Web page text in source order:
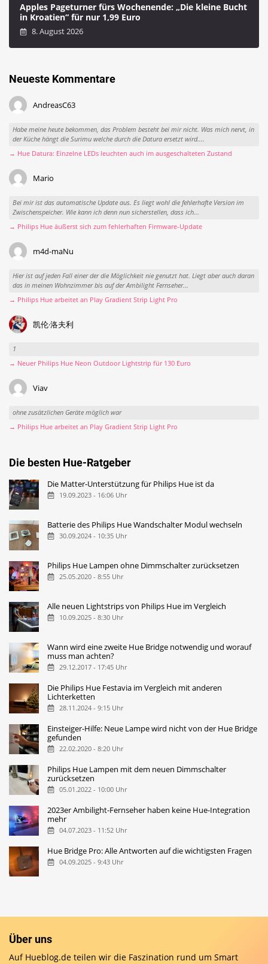
Apples Pageturner fürs Wochenende: „Die kleine Bucht
in Kroatien“ für nur 1,99 Euro
8. August 2026
Neueste Kommentare
AndreasC63
Habe meine heute bekommen, das Problem besteht bei mir nicht. Was mich nervt, in
der Küche hängt die Surimu welche durch die Datura ersetzt wird....
→ Hue Datura: Einzelne LEDs leuchten auch im ausgeschalteten Zustand
Mario
Bei mir ist das automatische Update aus. Es liegt wohl die fehlerhafte Version im
Zwischenspeicher. Wie kann ich denn nun sicherstellen, dass ich...
→ Philips Hue äußerst sich zum fehlerhaften Firmware-Update
m4d-maNu
Hier ist auf jeden Fall einer der die Möglichkeit nie genutzt hat. Liegt aber auch daran
das in meinen Wohnzimmer bis auf der Ambilight Fernseher...
→ Philips Hue arbeitet an Play Gradient Strip Light Pro
凯伦·洛夫利
1
→ Neuer Philips Hue Neon Outdoor Lightstrip für 130 Euro
Viav
ohne zusätzlichen Geräte möglich war
→ Philips Hue arbeitet an Play Gradient Strip Light Pro
Die besten Hue-Ratgeber
Die Matter-Unterstützung für Philips Hue ist da
19.09.2023 - 16:06 Uhr
Batterie des Philips Hue Wandschalter Modul wechseln
30.09.2024 - 10:35 Uhr
Philips Hue Lampen ohne Dimmschalter zurücksetzen
25.05.2020 - 8:55 Uhr
Alle neuen Lightstrips von Philips Hue im Vergleich
10.09.2025 - 8:30 Uhr
Wann wird eine zweite Hue Bridge notwendig und worauf
muss man achten?
29.12.2017 - 17:45 Uhr
Die Philips Hue Festavia im Vergleich mit anderen
Lichterketten
28.11.2024 - 9:15 Uhr
Einsteiger-Hilfe: Neue Lampe wird nicht von der Hue Bridge
gefunden
22.02.2020 - 8:20 Uhr
Philips Hue Lampen mit dem neuen Dimmschalter
zurücksetzen
05.01.2022 - 10:00 Uhr
2023er Ambilight-Fernseher haben keine Hue-Integration
mehr
04.07.2023 - 11:52 Uhr
Hue Bridge Pro: Alle Antworten auf die wichtigsten Fragen
04.09.2025 - 9:43 Uhr
Über uns
Auf Hueblog.de teilen wir die Faszination rund um Smart